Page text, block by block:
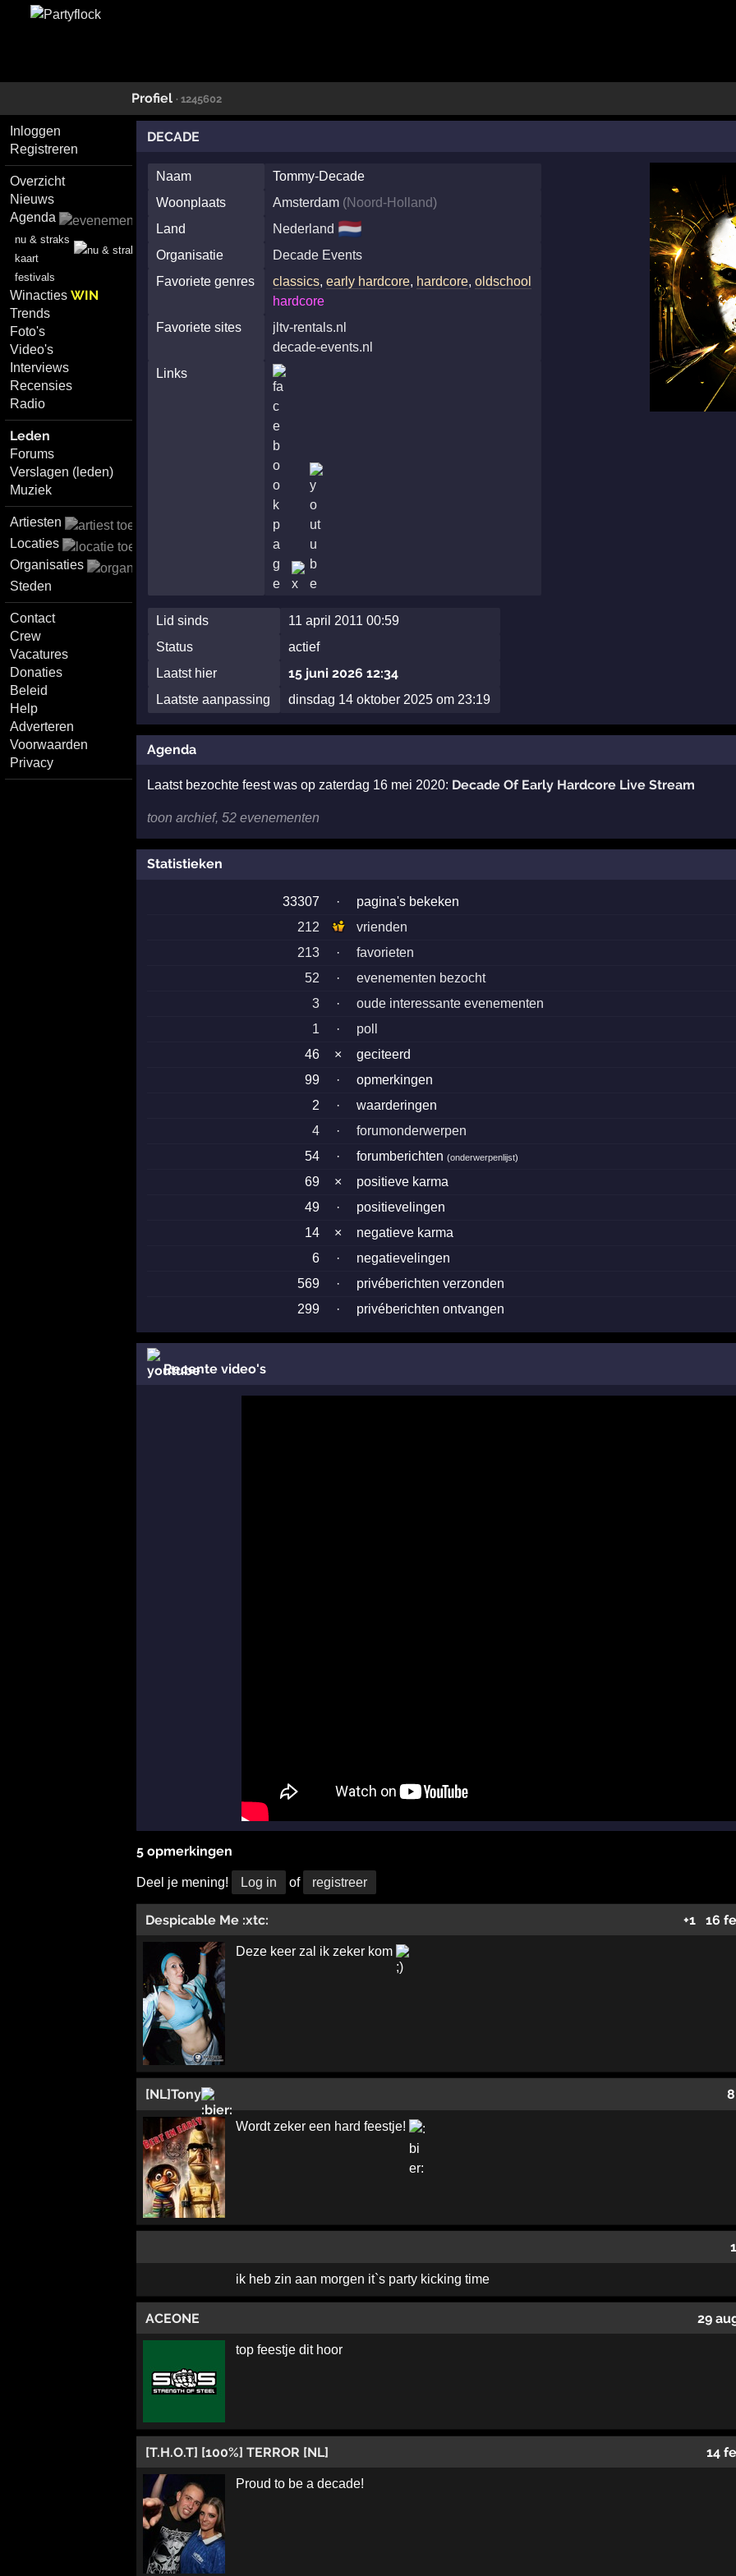
Profiel · 1245602
Inloggen
Registreren
Overzicht
Nieuws
Agenda
nu & straks
kaart
festivals
WinactiesWIN
Trends
Foto's
Video's
Interviews
Recensies
Radio
Leden
Forums
Verslagen (leden)
Muziek
Artiesten
Locaties
Organisaties
Steden
Contact
Crew
Vacatures
Donaties
Beleid
Help
Adverteren
Voorwaarden
Privacy
DECADE
Naam
Tommy-Decade
Woonplaats
Amsterdam (Noord-Holland)
Land
Nederland 🇳🇱
Organisatie
Decade Events
Favoriete genres
classics,early hardcore, hardcore,oldschool
hardcore
Favoriete sites
jltv-rentals.nl
decade-events.nl
Links
Lid sinds
11 april 2011 00:59
Status
actief
Laatst hier
15 juni 2026 12:34
Laatste aanpassing dinsdag 14 oktober 2025 om 23:19
Agenda
Laatst bezochte feest was op zaterdag 16 mei 2020: Decade Of Early Hardcore Live Stream
toon archief, 52 evenementen
Statistieken
33307 ·
pagina's bekeken
212
vrienden
213
·
favorieten
52
·
evenementen bezocht
3
·
oude interessante evenementen
1
·
poll
46
×
geciteerd
99
·
opmerkingen
2
·
waarderingen
4
·
forumonderwerpen
54
· forumberichten(onderwerpenlijst)
69 ×
positieve karma
49
·
positievelingen
14
×
negatieve karma
6
·
negatievelingen
569
·
privéberichten verzonden
299
· privéberichten ontvangen
Recente video's
5 opmerkingen
Deel je mening! Log in of registreer
Despicable Me :xtc: +1 16
Deze keer zal ik zeker kom
[NL]Tony
Wordt zeker een hard feestje!
ik heb zin aan morgen it`s party kicking time
ACEONE 29
top feestje dit hoor
[T.H.O.T] [100%] TERROR [NL] 14
Proud to be a decade!